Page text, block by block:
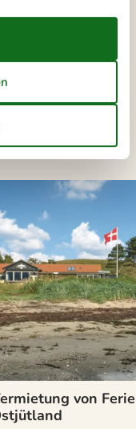
Kelstrup
von